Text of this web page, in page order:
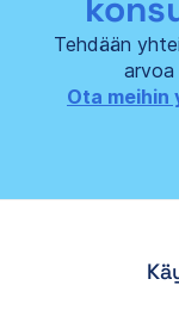
Tehdään
arvoa
Ota